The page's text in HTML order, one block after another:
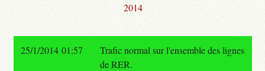
2014
25/1/2014 01:57
Trafic normal sur l'ensemble des lignes
de RER.